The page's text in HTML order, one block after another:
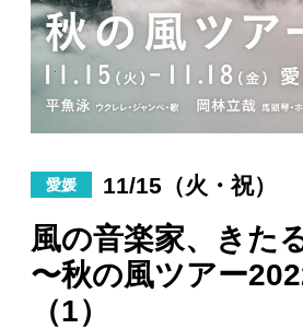
プロフィール
演奏依頼
愛媛 11/15（火・祝）
風の音楽家、きた
〜秋の風ツアー
（1）